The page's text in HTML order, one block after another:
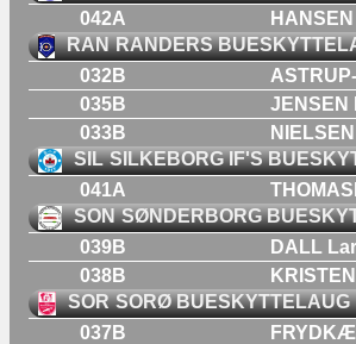
042A
RAN RANDERS
032B
035B
JENSEN
033B
SIL SILKEBORG IF'S
041A
SON SØNDERBORG
039B
DALL
038B
SOR SORØ BUESKYTTELAUG
037B